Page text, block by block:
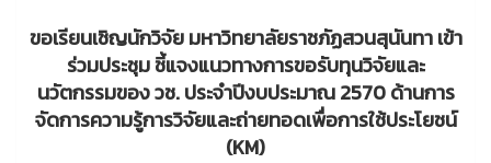
ขอเรียนเชิญนักวิจัย มหาวิทยาลัยราชภัฏสวนสุนันทา เข้า
ร่วมประชุม ชี้แจงแนวทางการขอรับทุนวิจัยและ
นวัตกรรมของ วช. ประจำปีงบประมาณ 2570 ด้านการ
จัดการความรู้การวิจัยและถ่ายทอดเพื่อการใช้ประโยชน์
(KM)